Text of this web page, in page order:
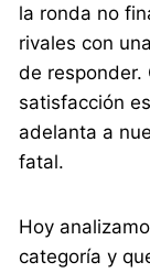
la ronda no
rivales con
de responder.
satisfacción
adelanta a
fatal.
Hoy
categoría y